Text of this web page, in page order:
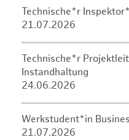
Technische*r
21.07.2026
Technische*r
Instandhaltung
24.06.2026
Werkstudent*in
21.07.2026